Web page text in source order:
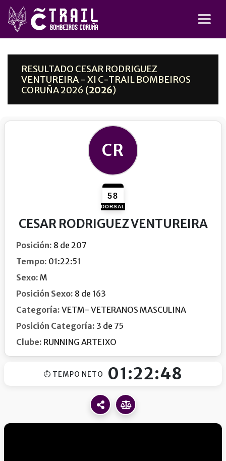
RESULTADO CESAR RODRIGUEZ
VENTUREIRA - XI C-TRAIL BOMBEIROS
CORUÑA 2026 (2026)
CR
58
DORSAL
CESAR RODRIGUEZ VENTUREIRA
Posición: 8 de 207
Tempo: 01:22:51
Sexo: M
Posición Sexo: 8 de 163
Categoría: VETM- VETERANOS MASCULINA
Posición Categoría: 3 de 75
Clube: RUNNING ARTEIXO
⏱ TEMPO NETO 01:22:48